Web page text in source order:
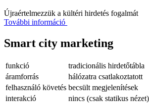
Újraértelmezzük a kültéri hirdetés fogalmát
További információ
Smart city marketing
funkció tradicionális hirdetőtábla
áramforrás
hálózatra csatlakoztatott
felhasználó követés becsült megjelenítések
interakció
nincs (csak statikus nézet)